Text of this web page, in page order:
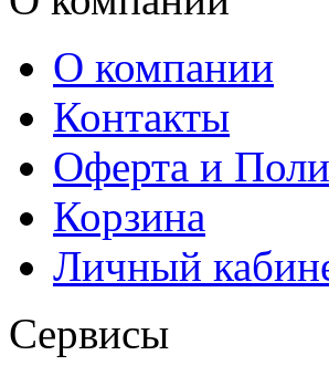
О компании
Контакты
Оферта и
Корзина
Личный
Сервисы